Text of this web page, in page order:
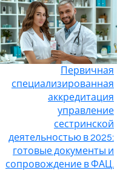
Первичная
специализированная
аккредитация
управление
сестринской
деятельностью в 2025:
готовые документы и
сопровождение в ФАЦ.